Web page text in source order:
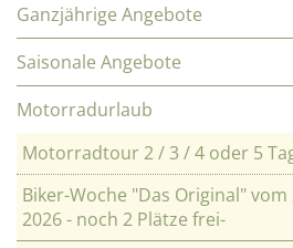
Ganzjährige Angebote
Saisonale Angebote
Motorradurlaub
Motorradtour 2 / 3 / 4 oder 5
Biker-Woche "Das Original" vom
2026 - noch 2 Plätze frei-